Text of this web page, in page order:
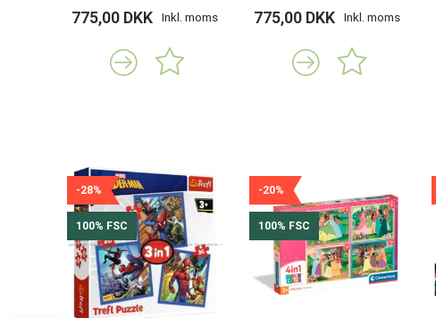
775,00 DKK Inkl. moms 775,00 DKK Inkl. moms
-28%
100% FSC
-20%
100% FSC